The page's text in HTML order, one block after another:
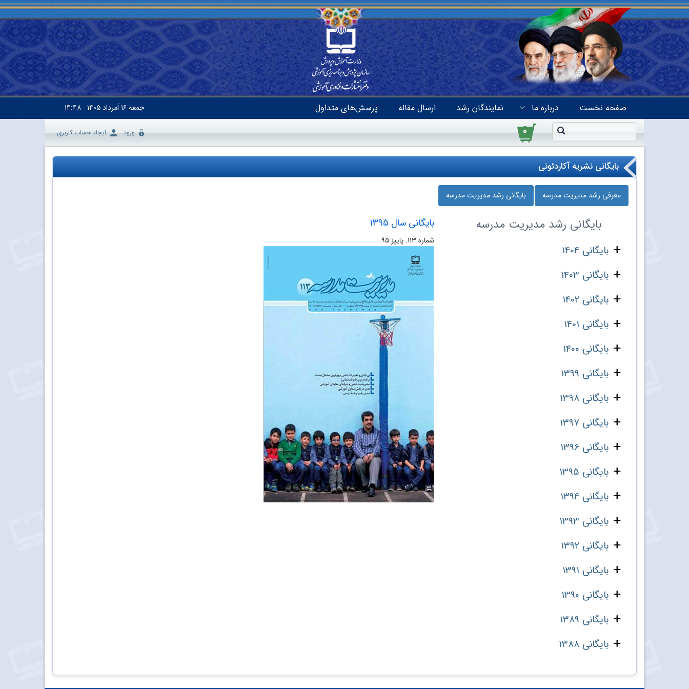
صفحه نخست درباره ما نمایندگان رشد ارسال مقاله پرسش‌های متداول جمعه۱۶ اَمرداد ۱۴۰۵ ۱۴:۴۸
۰ ورود ایجاد حساب کاربری
بایگانی نشریه آکاردئونی
معرفی رشد مدیریت مدرسه بایگانی رشد مدیریت مدرسه
بایگانی رشد مدیریت مدرسه
بایگانی 1404
بایگانی 1403
بایگانی 1402
بایگانی 1401
بایگانی 1400
بایگانی 1399
بایگانی 1398
بایگانی 1397
بایگانی 1396
بایگانی 1395
بایگانی 1394
بایگانی 1393
بایگانی 1392
بایگانی 1391
بایگانی 1390
بایگانی 1389
بایگانی 1388
بایگانی سال 1395
شماره ۱۱۳. پاییز ۹۵